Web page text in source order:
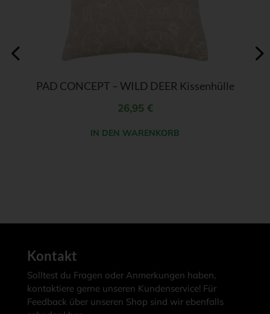
PAD CONCEPT – WILD DEER Kissenhülle
26,95 €
IN DEN WARENKORB
Kontakt
Solltest du Fragen oder Anmerkungen haben,
kontaktiere gerne unseren Kundenservice! Für
Feedback über unseren Shop sind wir ebenfalls